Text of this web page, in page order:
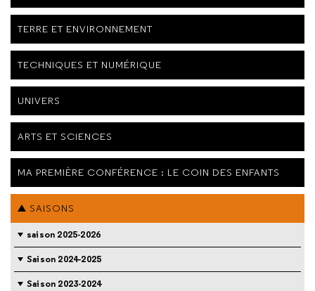
TERRE ET ENVIRONNEMENT
TECHNIQUES ET NUMÉRIQUE
UNIVERS
ARTS ET SCIENCES
MA PREMIÈRE CONFÉRENCE : LE COIN DES ENFANTS
SAISONS
saison 2025-2026
Saison 2024-2025
Saison 2023-2024